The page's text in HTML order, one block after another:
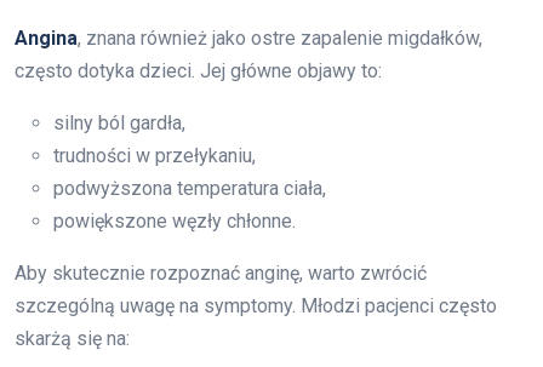
Angina, znana również jako ostre zapalenie migdałków,
często dotyka dzieci. Jej główne objawy to:
silny ból gardła,
trudności w przełykaniu,
podwyższona temperatura ciała,
powiększone węzły chłonne.
Aby skutecznie rozpoznać anginę, warto zwrócić
szczególną uwagę na symptomy. Młodzi pacjenci często
skarżą się na: